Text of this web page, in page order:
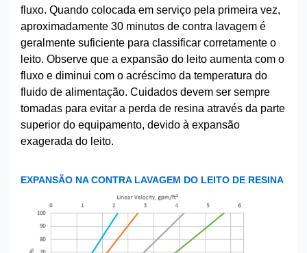
fluxo. Quando colocada em serviço pela primeira vez,
aproximadamente 30 minutos de contra lavagem é
geralmente suficiente para classificar corretamente o
leito. Observe que a expansão do leito aumenta com o
fluxo e diminui com o acréscimo da temperatura do
fluido de alimentação. Cuidados devem ser sempre
tomadas para evitar a perda de resina através da parte
superior do equipamento, devido à expansão
exagerada do leito.
EXPANSÃO NA CONTRA LAVAGEM DO LEITO DE RESINA